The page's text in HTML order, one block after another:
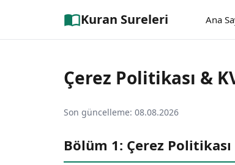
Kuran Sureleri Ana
Çerez Politikası &
Son güncelleme: 08.08.2026
Bölüm 1: Çerez Politikası